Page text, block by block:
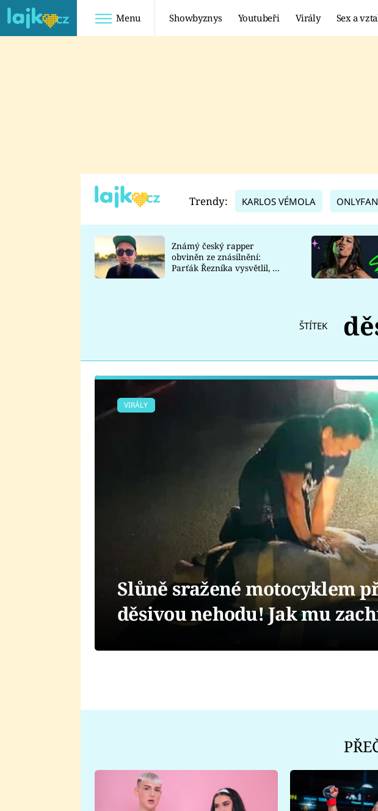
Menu Showbyznys Youtubeři Virály Sex a
TADEÁŠ KUBĚNKA
DATEL
Trendy: KARLOS VÉMOLA
Známý český rapper
obviněn ze znásilnění:
Parťák Řezníka vysvětlil, co
ŠTÍTEK
VIRÁLY
Slůně sražené motocyklem
děsivou nehodu! Jak mu